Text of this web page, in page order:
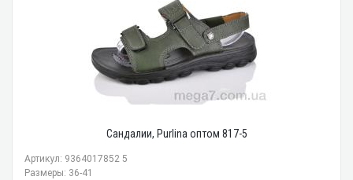
Сандалии, Purlina оптом 817-5
Артикул: 9364017852 5
Размеры: 36-41